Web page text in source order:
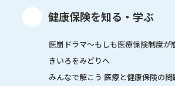
健康保険を知る・学ぶ
医崩ドラマ〜もしも医療保険制度が
きいろをみどりへ
みんなで解こう 医療と健康保険の問